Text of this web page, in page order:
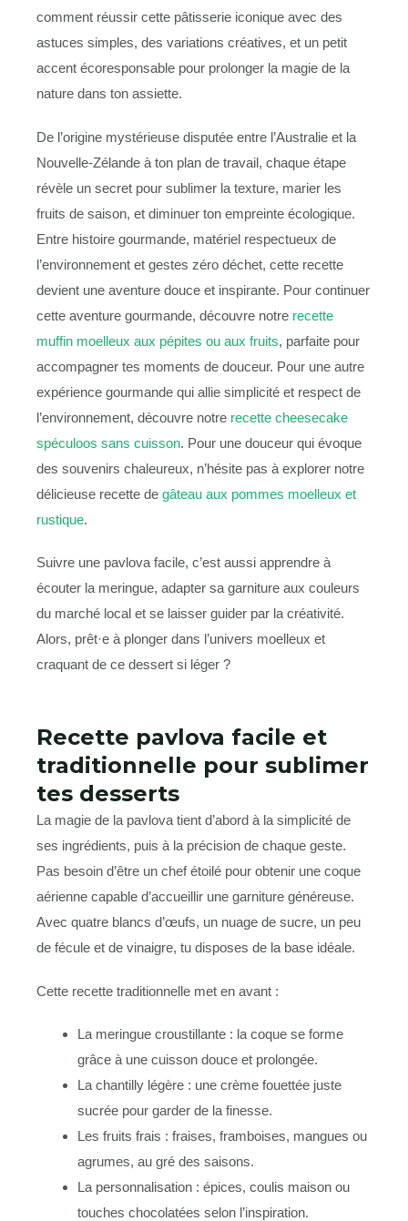
comment réussir cette pâtisserie iconique avec des
astuces simples, des variations créatives, et un petit
accent écoresponsable pour prolonger la magie de la
nature dans ton assiette.
De l’origine mystérieuse disputée entre l’Australie et la
Nouvelle-Zélande à ton plan de travail, chaque étape
révèle un secret pour sublimer la texture, marier les
fruits de saison, et diminuer ton empreinte écologique.
Entre histoire gourmande, matériel respectueux de
l’environnement et gestes zéro déchet, cette recette
devient une aventure douce et inspirante. Pour continuer
cette aventure gourmande, découvre notre recette
muffin moelleux aux pépites ou aux fruits, parfaite pour
accompagner tes moments de douceur. Pour une autre
expérience gourmande qui allie simplicité et respect de
l’environnement, découvre notre recette cheesecake
spéculoos sans cuisson. Pour une douceur qui évoque
des souvenirs chaleureux, n’hésite pas à explorer notre
délicieuse recette de gâteau aux pommes moelleux et
rustique.
Suivre une pavlova facile, c’est aussi apprendre à
écouter la meringue, adapter sa garniture aux couleurs
du marché local et se laisser guider par la créativité.
Alors, prêt·e à plonger dans l’univers moelleux et
craquant de ce dessert si léger ?
Recette pavlova facile et
traditionnelle pour sublimer
tes desserts
La magie de la pavlova tient d’abord à la simplicité de
ses ingrédients, puis à la précision de chaque geste.
Pas besoin d’être un chef étoilé pour obtenir une coque
aérienne capable d’accueillir une garniture généreuse.
Avec quatre blancs d’œufs, un nuage de sucre, un peu
de fécule et de vinaigre, tu disposes de la base idéale.
Cette recette traditionnelle met en avant :
La meringue croustillante : la coque se forme
grâce à une cuisson douce et prolongée.
La chantilly légère : une crème fouettée juste
sucrée pour garder de la finesse.
Les fruits frais : fraises, framboises, mangues ou
agrumes, au gré des saisons.
La personnalisation : épices, coulis maison ou
touches chocolatées selon l’inspiration.